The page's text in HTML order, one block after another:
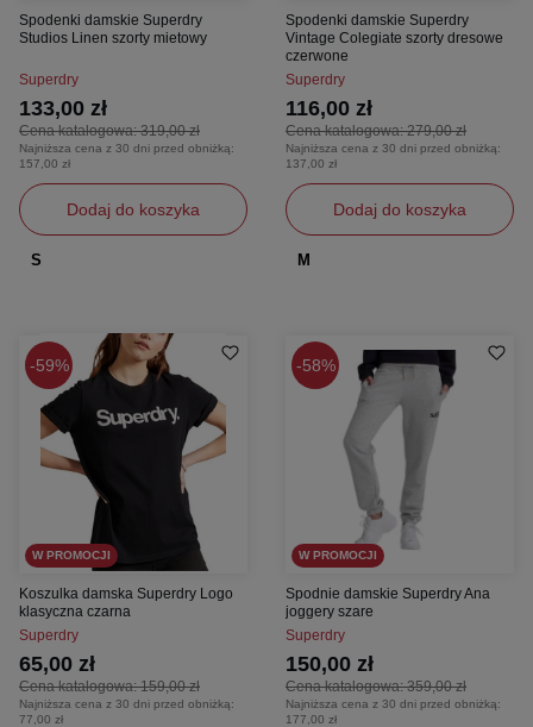
Spodenki damskie Superdry
Studios Linen szorty mietowy
Superdry
Cena katalogowa:319,00 zł
133,00 zł
Najniższa cena z 30 dni przed obniżką:
157,00 zł
Dodaj do koszyka
S
Spodenki damskie Superdry
Vintage Colegiate szorty dresowe
czerwone
Superdry
Cena katalogowa:279,00 zł
116,00 zł
Najniższa cena z 30 dni przed obniżką:
137,00 zł
Dodaj do koszyka
M
59%
W PROMOCJI
Koszulka damska Superdry Logo
klasyczna czarna
Superdry
Cena katalogowa:159,00 zł
65,00 zł
Najniższa cena z 30 dni przed obniżką:
77,00 zł
58%
W PROMOCJI
Spodnie damskie Superdry Ana
joggery szare
Superdry
Cena katalogowa:359,00 zł
150,00 zł
Najniższa cena z 30 dni przed obniżką:
177,00 zł